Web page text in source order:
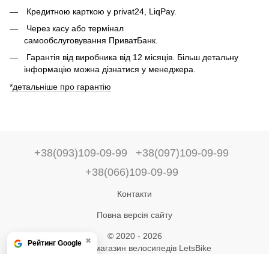
Кредитною карткою у privat24, LiqPay.
Через касу або термінал
самообслуговування ПриватБанк.
Гарантія від виробника від 12 місяців. Більш детальну
інформацію можна дізнатися у менеджера.
*детальніше про гарантію
+38(093)109-09-99
+38(097)109-09-99
+38(066)109-09-99
Контакти
Повна версія сайту
© 2020 - 2026
Інтернет-магазин велосипедів LetsBike
✖
Рейтинг Google